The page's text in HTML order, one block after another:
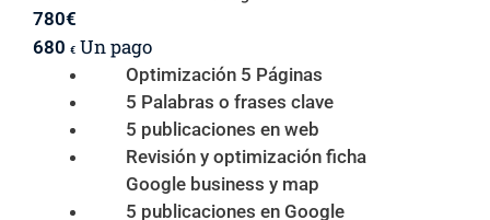
780€
680 € Un pago
Optimización 5 Páginas
5 Palabras o frases clave
5 publicaciones en web
Revisión y optimización ficha
Google business y map
5 publicaciones en Google